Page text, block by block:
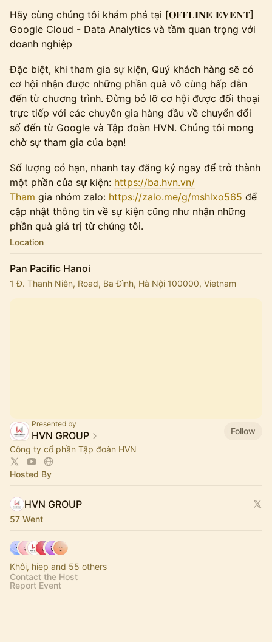
Hãy cùng chúng tôi khám phá tại [𝐎𝐅𝐅𝐋𝐈𝐍𝐄 𝐄𝐕𝐄𝐍𝐓]
Google Cloud - Data Analytics và tầm quan trọng với
doanh nghiệp
Đặc biệt, khi tham gia sự kiện, Quý khách hàng sẽ có
cơ hội nhận được những phần quà vô cùng hấp dẫn
đến từ chương trình. Đừng bỏ lỡ cơ hội được đối thoại
trực tiếp với các chuyên gia hàng đầu về chuyển đổi
số đến từ Google và Tập đoàn HVN. Chúng tôi mong
chờ sự tham gia của bạn!
Số lượng có hạn, nhanh tay đăng ký ngay để trở thành
một phần của sự kiện: https://ba.hvn.vn/
Tham gia nhóm zalo: https://zalo.me/g/mshlxo565 để
cập nhật thông tin về sự kiện cũng như nhận những
phần quà giá trị từ chúng tôi.
Location
Pan Pacific Hanoi
1 Đ. Thanh Niên, Road, Ba Đình, Hà Nội 100000, Vietnam
Presented by
HVN GROUP
Follow
Công ty cổ phần Tập đoàn HVN
Hosted By
HVN GROUP
57 Went
Khôi, hiep and 55 others
Contact the Host
Report Event